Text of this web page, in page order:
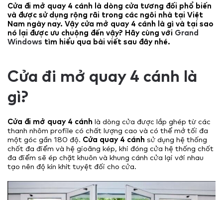
Cửa đi mở quay 4 cánh là dòng cửa tương đối phổ biến
và được sử dụng rộng rãi trong các ngôi nhà tại Việt
Nam ngày nay. Vậy cửa mở quay 4 cánh là gì và tại sao
nó lại được ưu chuộng đến vậy? Hãy cùng với Grand
Windows tìm hiểu qua bài viết sau đây nhé.
Cửa đi mở quay 4 cánh là
gì?
Cửa đi mở quay 4 cánh là dòng cửa được lắp ghép từ các
thanh nhôm profile có chất lượng cao và có thể mở tối đa
một góc gần 180 độ. Cửa quay 4 cánh sử dụng hệ thống
chốt đa điểm và hệ gioăng kép, khi đóng cửa hệ thống chốt
đa điểm sẽ ép chặt khuôn và khung cánh cửa lại với nhau
tạo nên độ kín khít tuyệt đối cho cửa.